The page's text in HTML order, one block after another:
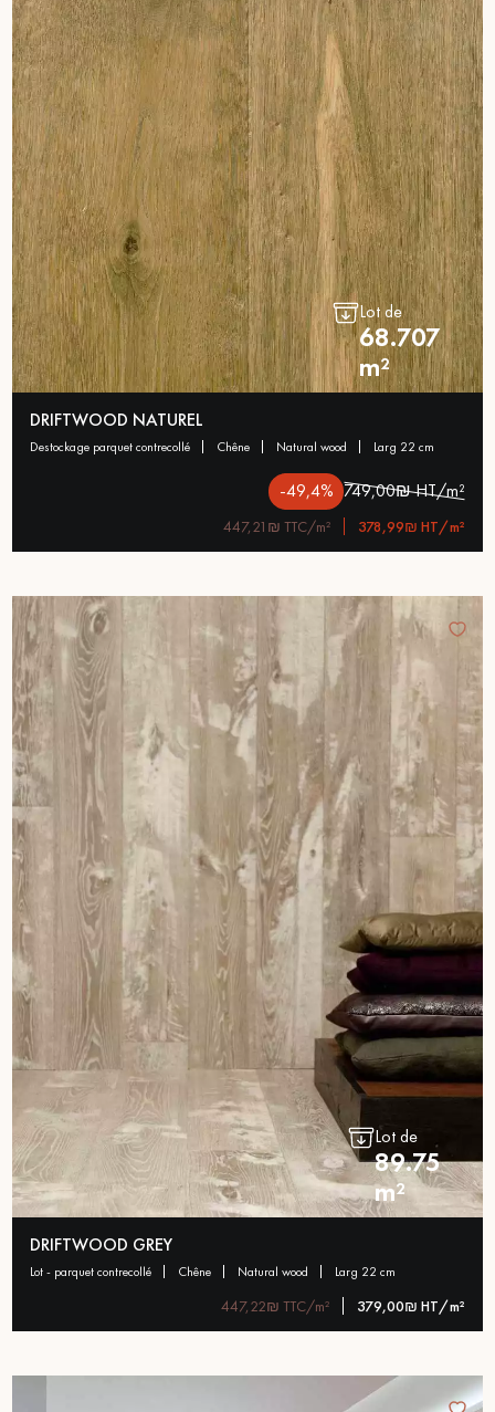
Lot de
68.707
m²
DRIFTWOOD NATUREL
destockage parquet contrecollé chêne natural wood larg 22 cm
-49,4% 749,00₪ HT/m²
447,21₪ TTC/m² 378,99₪ HT/m²
Lot de
89.75
m²
DRIFTWOOD GREY
lot - parquet contrecollé chêne natural wood larg 22 cm
447,22₪ TTC/m² 379,00₪ HT/m²